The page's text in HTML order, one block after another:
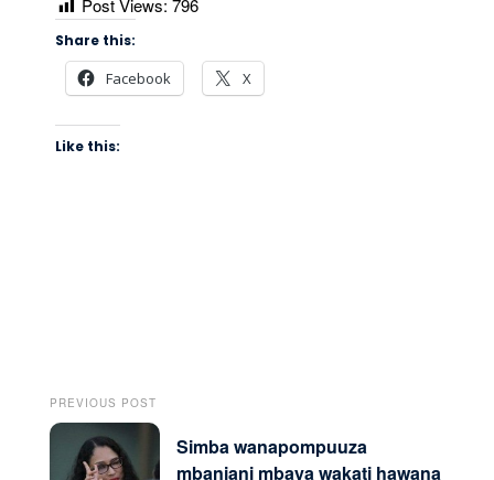
Share this:
Facebook X
Like this:
PREVIOUS POST
Simba wanapompuuza
mbaniani mbaya wakati hawana